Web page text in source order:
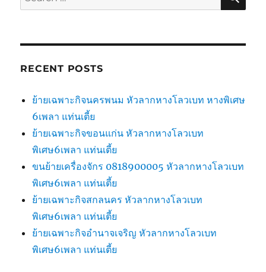
for:
RECENT POSTS
ย้ายเฉพาะกิจนครพนม หัวลากหางโลวเบท หางพิเศษ
6เพลา แท่นเตี้ย
ย้ายเฉพาะกิจขอนแก่น หัวลากหางโลวเบท
พิเศษ6เพลา แท่นเตี้ย
ขนย้ายเครื่องจักร 0818900005 หัวลากหางโลวเบท
พิเศษ6เพลา แท่นเตี้ย
ย้ายเฉพาะกิจสกลนคร หัวลากหางโลวเบท
พิเศษ6เพลา แท่นเตี้ย
ย้ายเฉพาะกิจอำนาจเจริญ หัวลากหางโลวเบท
พิเศษ6เพลา แท่นเตี้ย